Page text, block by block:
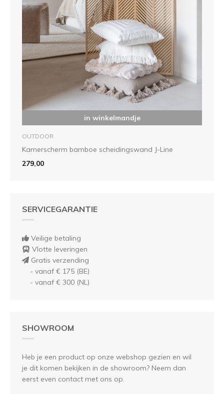
in winkelmandje
OUTDOOR
Kamerscherm bamboe scheidingswand J-Line
279,00
SERVICEGARANTIE
Veilige betaling
Vlotte leveringen
Gratis verzending
- vanaf € 175 (BE)
- vanaf € 300 (NL)
SHOWROOM
Heb je een product op onze webshop gezien en wil
je dit komen bekijken in de showroom? Neem dan
eerst even contact met ons op.